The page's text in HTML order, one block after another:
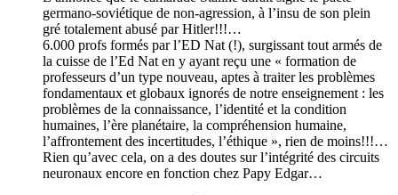
germano-soviétique de non-agression, à l’insu de son plein
gré totalement abusé par Hitler!!!…
6.000 profs formés par l’ED Nat (!), surgissant tout armés de
la cuisse de l’Ed Nat en y ayant reçu une « formation de
professeurs d’un type nouveau, aptes à traiter les problèmes
fondamentaux et globaux ignorés de notre enseignement : les
problèmes de la connaissance, l’identité et la condition
humaines, l’ère planétaire, la compréhension humaine,
l’affrontement des incertitudes, l’éthique », rien de moins!!!…
Rien qu’avec cela, on a des doutes sur l’intégrité des circuits
neuronaux encore en fonction chez Papy Edgar…